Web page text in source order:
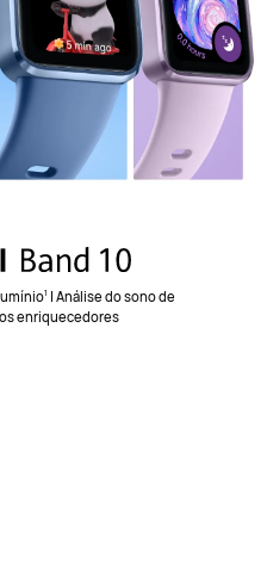
1 | Análise do sono de
enriquecedores